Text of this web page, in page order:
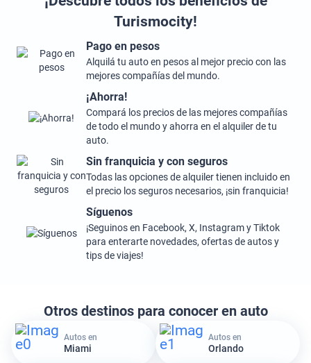
Turismocity!
Pago en pesos
Alquilá tu auto en pesos al mejor precio con las
mejores compañías del mundo.
¡Ahorra!
Compará los precios de las mejores compañías
de todo el mundo y ahorra en el alquiler de tu
auto.
Sin franquicia y con seguros
Todas las opciones de alquiler tienen incluido en
el precio los seguros necesarios, ¡sin franquicia!
Síguenos
¡Seguinos en Facebook, X, Instagram y Tiktok
para enterarte novedades, ofertas de autos y
tips de viajes!
Otros destinos para conocer en auto
Autos en
Miami
Autos en
Orlando